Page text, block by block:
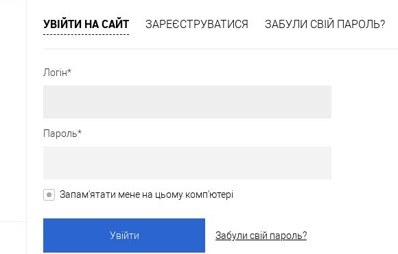
УВІЙТИ НА САЙТ ЗАРЕЄСТРУВАТИСЯ ЗАБУЛИ СВІЙ ПАРОЛЬ?
Логін*
Пароль*
Запам'ятати мене на цьому комп'ютері
Забули свій пароль?